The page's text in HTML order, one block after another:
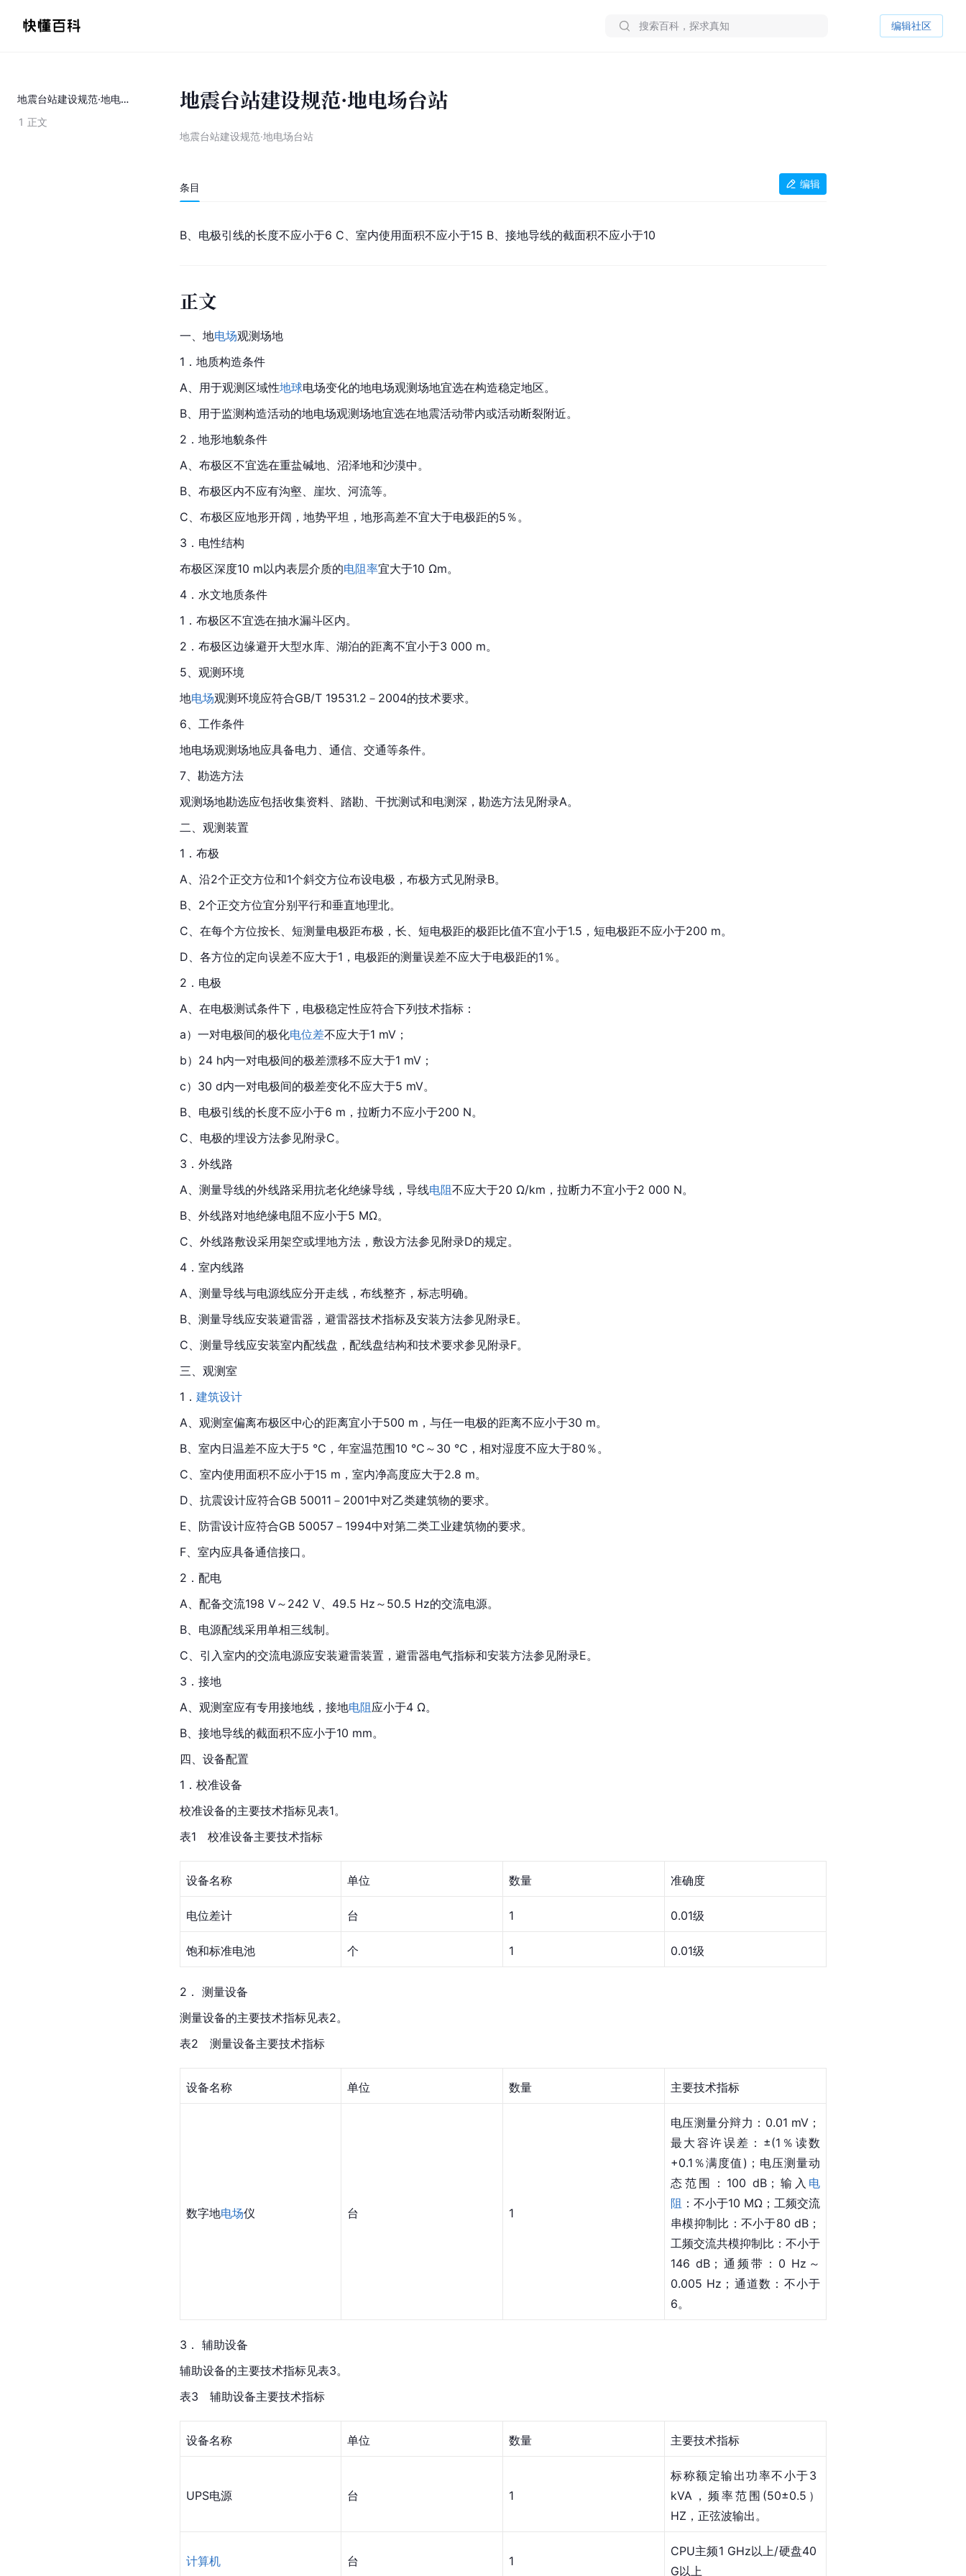
编辑社区
地震台站建设规范·地电场台站
1 正文
地震台站建设规范·地电场台站
地震台站建设规范·地电场台站
条目 编辑
B、电极引线的长度不应小于6 C、室内使用面积不应小于15 B、接地导线的截面积不应小于10
正文
一、地电场观测场地
1．地质构造条件
A、用于观测区域性地球电场变化的地电场观测场地宜选在构造稳定地区。
B、用于监测构造活动的地电场观测场地宜选在地震活动带内或活动断裂附近。
2．地形地貌条件
A、布极区不宜选在重盐碱地、沼泽地和沙漠中。
B、布极区内不应有沟壑、崖坎、河流等。
C、布极区应地形开阔，地势平坦，地形高差不宜大于电极距的5％。
3．电性结构
布极区深度10 m以内表层介质的电阻率宜大于10 Ωm。
4．水文地质条件
1．布极区不宜选在抽水漏斗区内。
2．布极区边缘避开大型水库、湖泊的距离不宜小于3 000 m。
5、观测环境
地电场观测环境应符合GB/T 19531.2－2004的技术要求。
6、工作条件
地电场观测场地应具备电力、通信、交通等条件。
7、勘选方法
观测场地勘选应包括收集资料、踏勘、干扰测试和电测深，勘选方法见附录A。
二、观测装置
1．布极
A、沿2个正交方位和1个斜交方位布设电极，布极方式见附录B。
B、2个正交方位宜分别平行和垂直地理北。
C、在每个方位按长、短测量电极距布极，长、短电极距的极距比值不宜小于1.5，短电极距不应小于200 m。
D、各方位的定向误差不应大于1，电极距的测量误差不应大于电极距的1％。
2．电极
A、在电极测试条件下，电极稳定性应符合下列技术指标：
a）一对电极间的极化电位差不应大于1 mV；
b）24 h内一对电极间的极差漂移不应大于1 mV；
c）30 d内一对电极间的极差变化不应大于5 mV。
B、电极引线的长度不应小于6 m，拉断力不应小于200 N。
C、电极的埋设方法参见附录C。
3．外线路
A、测量导线的外线路采用抗老化绝缘导线，导线电阻不应大于20 Ω/km，拉断力不宜小于2 000 N。
B、外线路对地绝缘电阻不应小于5 MΩ。
C、外线路敷设采用架空或埋地方法，敷设方法参见附录D的规定。
4．室内线路
A、测量导线与电源线应分开走线，布线整齐，标志明确。
B、测量导线应安装避雷器，避雷器技术指标及安装方法参见附录E。
C、测量导线应安装室内配线盘，配线盘结构和技术要求参见附录F。
三、观测室
1． 建筑设计
A、观测室偏离布极区中心的距离宜小于500 m，与任一电极的距离不应小于30 m。
B、室内日温差不应大于5 ℃，年室温范围10 ℃～30 ℃，相对湿度不应大于80％。
C、室内使用面积不应小于15 m，室内净高度应大于2.8 m。
D、抗震设计应符合GB 50011－2001中对乙类建筑物的要求。
E、防雷设计应符合GB 50057－1994中对第二类工业建筑物的要求。
F、室内应具备通信接口。
2．配电
A、配备交流198 V～242 V、49.5 Hz～50.5 Hz的交流电源。
B、电源配线采用单相三线制。
C、引入室内的交流电源应安装避雷装置，避雷器电气指标和安装方法参见附录E。
3．接地
A、观测室应有专用接地线，接地电阻应小于4 Ω。
B、接地导线的截面积不应小于10 mm。
四、设备配置
1．校准设备
校准设备的主要技术指标见表1。
表1　校准设备主要技术指标
设备名称 单位 数量 准确度
电位差计 台 1 0.01级
饱和标准电池 个 1 0.01级
2． 测量设备
测量设备的主要技术指标见表2。
表2　测量设备主要技术指标
设备名称 单位 数量 主要技术指标
数字地电场仪 台 1
电压测量分辩力：0.01 mV；
最大容许误差：±(1％读数
+0.1％满度值)；电压测量动
态范围：100 dB；输入 电
阻 ：不小于10 MΩ；工频交流
串模抑制比：不小于80 dB；
工频交流共模抑制比：不小于
146 dB；通频带：0 Hz～
0.005 Hz；通道数：不小于
6。
3． 辅助设备
辅助设备的主要技术指标见表3。
表3　辅助设备主要技术指标
设备名称 单位 数量 主要技术指标
UPS电源 台 1
标称额定输出功率不小于3
kVA，频率范围(50±0.5）
HZ，正弦波输出。
计算机 台 1
CPU主频1 GHz以上/硬盘40
G以上